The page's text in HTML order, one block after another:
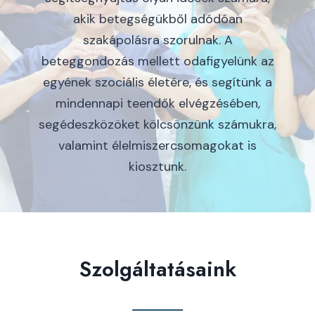
akik betegségükből adódóan
szakápolásra szorulnak. A
beteggondozás mellett odafigyelünk az
egyének szociális életére, és segítünk a
mindennapi teendők elvégzésében,
segédeszközöket kölcsönzünk számukra,
valamint élelmiszercsomagokat is
kiosztunk.
Szolgáltatásaink